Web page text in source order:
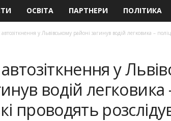
ОСВІТА ПАРТНЕРИ ПОЛІТИКА
автозіткнення у Львівському районі загинув водій легковика –
у
водій легковика
проводять